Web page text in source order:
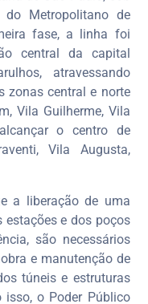
do Metropolitano de
fase, a linha foi
central da capital
atravessando
zonas central e norte
Vila Guilherme, Vila
o centro de
Vila Augusta,
a liberação de uma
estações e dos poços
são necessários
e manutenção de
túneis e estruturas
o Poder Público